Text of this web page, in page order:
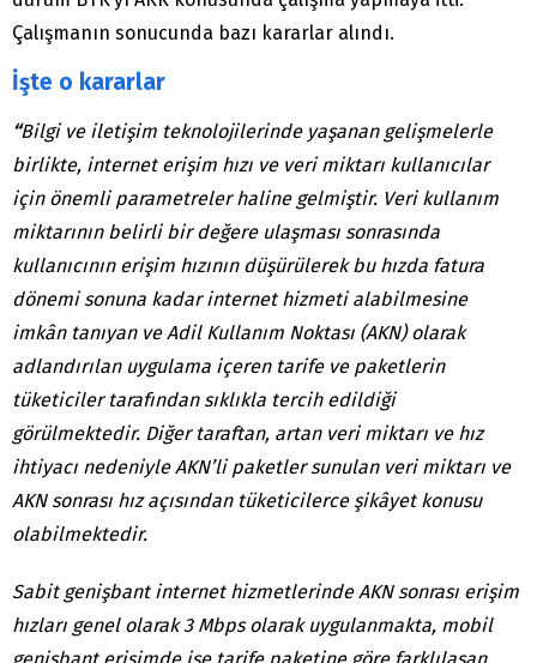
Çalışmanın sonucunda bazı kararlar alındı.
İşte o kararlar
“Bilgi ve iletişim teknolojilerinde yaşanan gelişmelerle
birlikte, internet erişim hızı ve veri miktarı kullanıcılar
için önemli parametreler haline gelmiştir. Veri kullanım
miktarının belirli bir değere ulaşması sonrasında
kullanıcının erişim hızının düşürülerek bu hızda fatura
dönemi sonuna kadar internet hizmeti alabilmesine
imkân tanıyan ve Adil Kullanım Noktası (AKN) olarak
adlandırılan uygulama içeren tarife ve paketlerin
tüketiciler tarafından sıklıkla tercih edildiği
görülmektedir. Diğer taraftan, artan veri miktarı ve hız
ihtiyacı nedeniyle AKN’li paketler sunulan veri miktarı ve
AKN sonrası hız açısından tüketicilerce şikâyet konusu
olabilmektedir.
Sabit genişbant internet hizmetlerinde AKN sonrası erişim
hızları genel olarak 3 Mbps olarak uygulanmakta, mobil
genişbant erişimde ise tarife paketine göre farklılaşan